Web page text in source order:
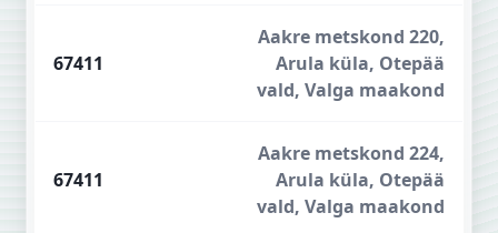
67411
Aakre metskond 220,
Arula küla, Otepää
vald, Valga maakond
67411
Aakre metskond 224,
Arula küla, Otepää
vald, Valga maakond